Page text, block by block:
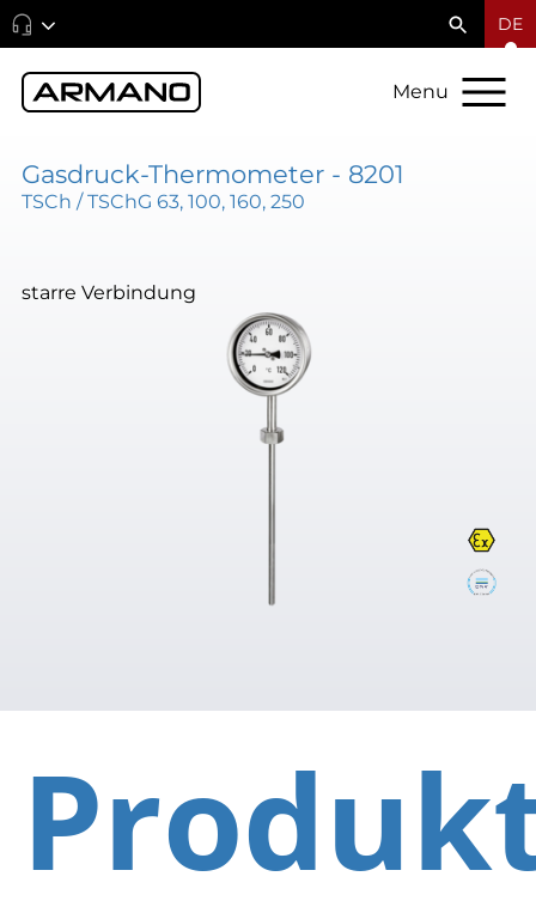
DE
Menu
Gasdruck-Thermometer - 8201
TSCh / TSChG 63, 100, 160, 250
starre Verbindung